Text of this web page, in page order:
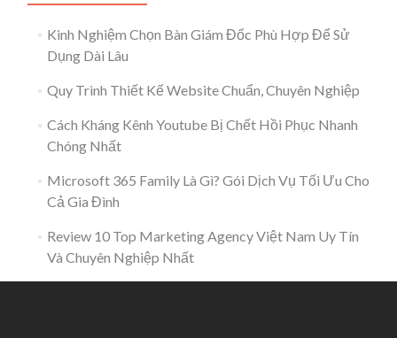
Kinh Nghiệm Chọn Bàn Giám Đốc Phù Hợp Để Sử
Dụng Dài Lâu
Quy Trình Thiết Kế Website Chuẩn, Chuyên Nghiệp
Cách Kháng Kênh Youtube Bị Chết Hồi Phục Nhanh
Chóng Nhất
Microsoft 365 Family Là Gì? Gói Dịch Vụ Tối Ưu Cho
Cả Gia Đình
Review 10 Top Marketing Agency Việt Nam Uy Tín
Và Chuyên Nghiệp Nhất